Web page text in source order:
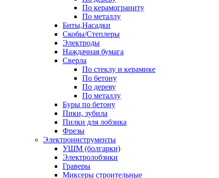
По керамограниту
По металлу
Биты,Насадки
Скобы/Степлеры
Электроды
Наждачная бумага
Сверла
По стеклу и керамике
По бетону
По дереву
По металлу
Буры по бетону
Пики, зубила
Пилки для лобзика
Фрезы
Электроинструменты
УШМ (болгарки)
Электролобзики
Граверы
Миксеры строительные